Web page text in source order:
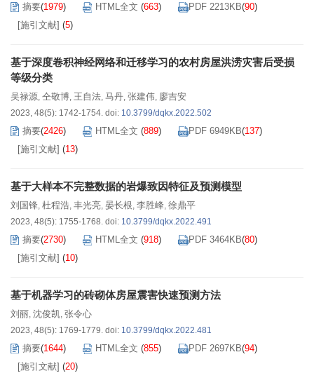
摘要(1979) HTML全文 (663) PDF 2213KB(90)
[施引文献] (5)
基于深度卷积神经网络和迁移学习的农村房屋洪涝灾害后受损
等级分类
吴禄源, 仝敬博, 王自法, 马丹, 张建伟, 廖吉安
2023, 48(5): 1742-1754. doi: 10.3799/dqkx.2022.502
摘要(2426) HTML全文 (889) PDF 6949KB(137)
[施引文献] (13)
基于大样本不完整数据的岩爆致因特征及预测模型
刘国锋, 杜程浩, 丰光亮, 晏长根, 李胜峰, 徐鼎平
2023, 48(5): 1755-1768. doi: 10.3799/dqkx.2022.491
摘要(2730) HTML全文 (918) PDF 3464KB(80)
[施引文献] (10)
基于机器学习的砖砌体房屋震害快速预测方法
刘丽, 沈俊凯, 张令心
2023, 48(5): 1769-1779. doi: 10.3799/dqkx.2022.481
摘要(1644) HTML全文 (855) PDF 2697KB(94)
[施引文献] (20)